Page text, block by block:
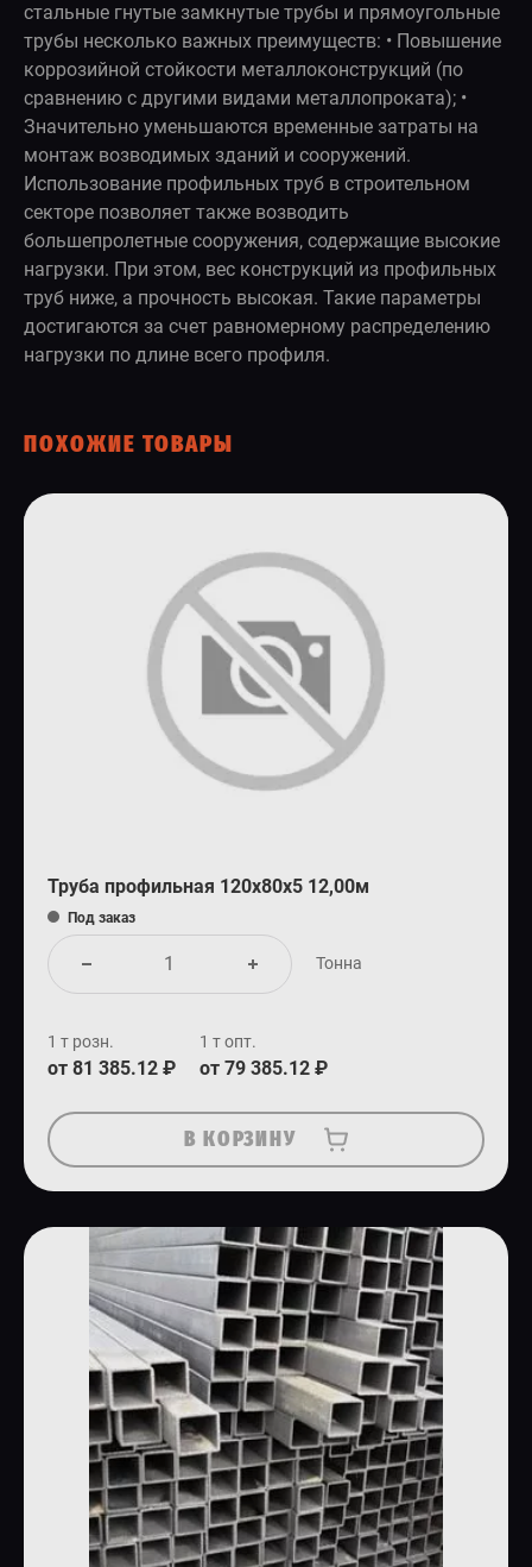
стальные гнутые замкнутые трубы и прямоугольные
трубы несколько важных преимуществ: • Повышение
коррозийной стойкости металлоконструкций (по
сравнению с другими видами металлопроката); •
Значительно уменьшаются временные затраты на
монтаж возводимых зданий и сооружений.
Использование профильных труб в строительном
секторе позволяет также возводить
большепролетные сооружения, содержащие высокие
нагрузки. При этом, вес конструкций из профильных
труб ниже, а прочность высокая. Такие параметры
достигаются за счет равномерному распределению
нагрузки по длине всего профиля.
ПОХОЖИЕ ТОВАРЫ
Труба профильная 120х80х5 12,00м
Под заказ
Тонна
1 т розн.
от 81 385.12 ₽
1 т опт.
от 79 385.12 ₽
В КОРЗИНУ